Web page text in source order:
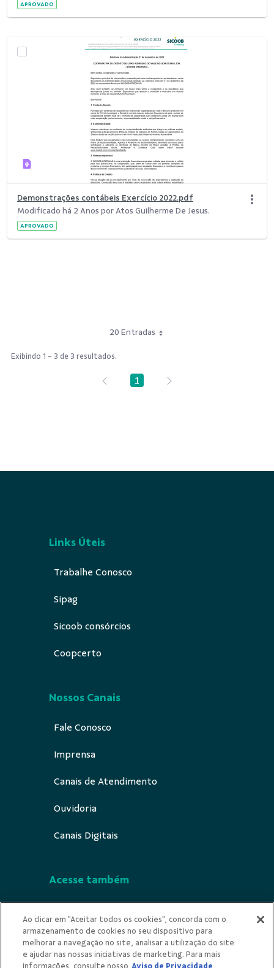
APROVADO
Demonstrações contábeis Exercício 2022.pdf
Modificado há 2 Anos por Atos Guilherme De Jesus.
APROVADO
20 Entradas
Exibindo 1 - 3 de 3 resultados.
Página
1
Links Úteis
Trabalhe Conosco
Sipag
Sicoob consórcios
Coopcerto
Nossos Canais
Fale Conosco
Imprensa
Canais de Atendimento
Ouvidoria
Canais Digitais
Acesse também
Indícios de Ilicitude
Privacidade
Ao clicar em "Aceitar todos os cookies", concorda com o
armazenamento de cookies no seu dispositivo para
melhorar a navegação no site, analisar a utilização do site
e ajudar nas nossas iniciativas de marketing. Para mais
informações, consulte nosso Aviso de Privacidade